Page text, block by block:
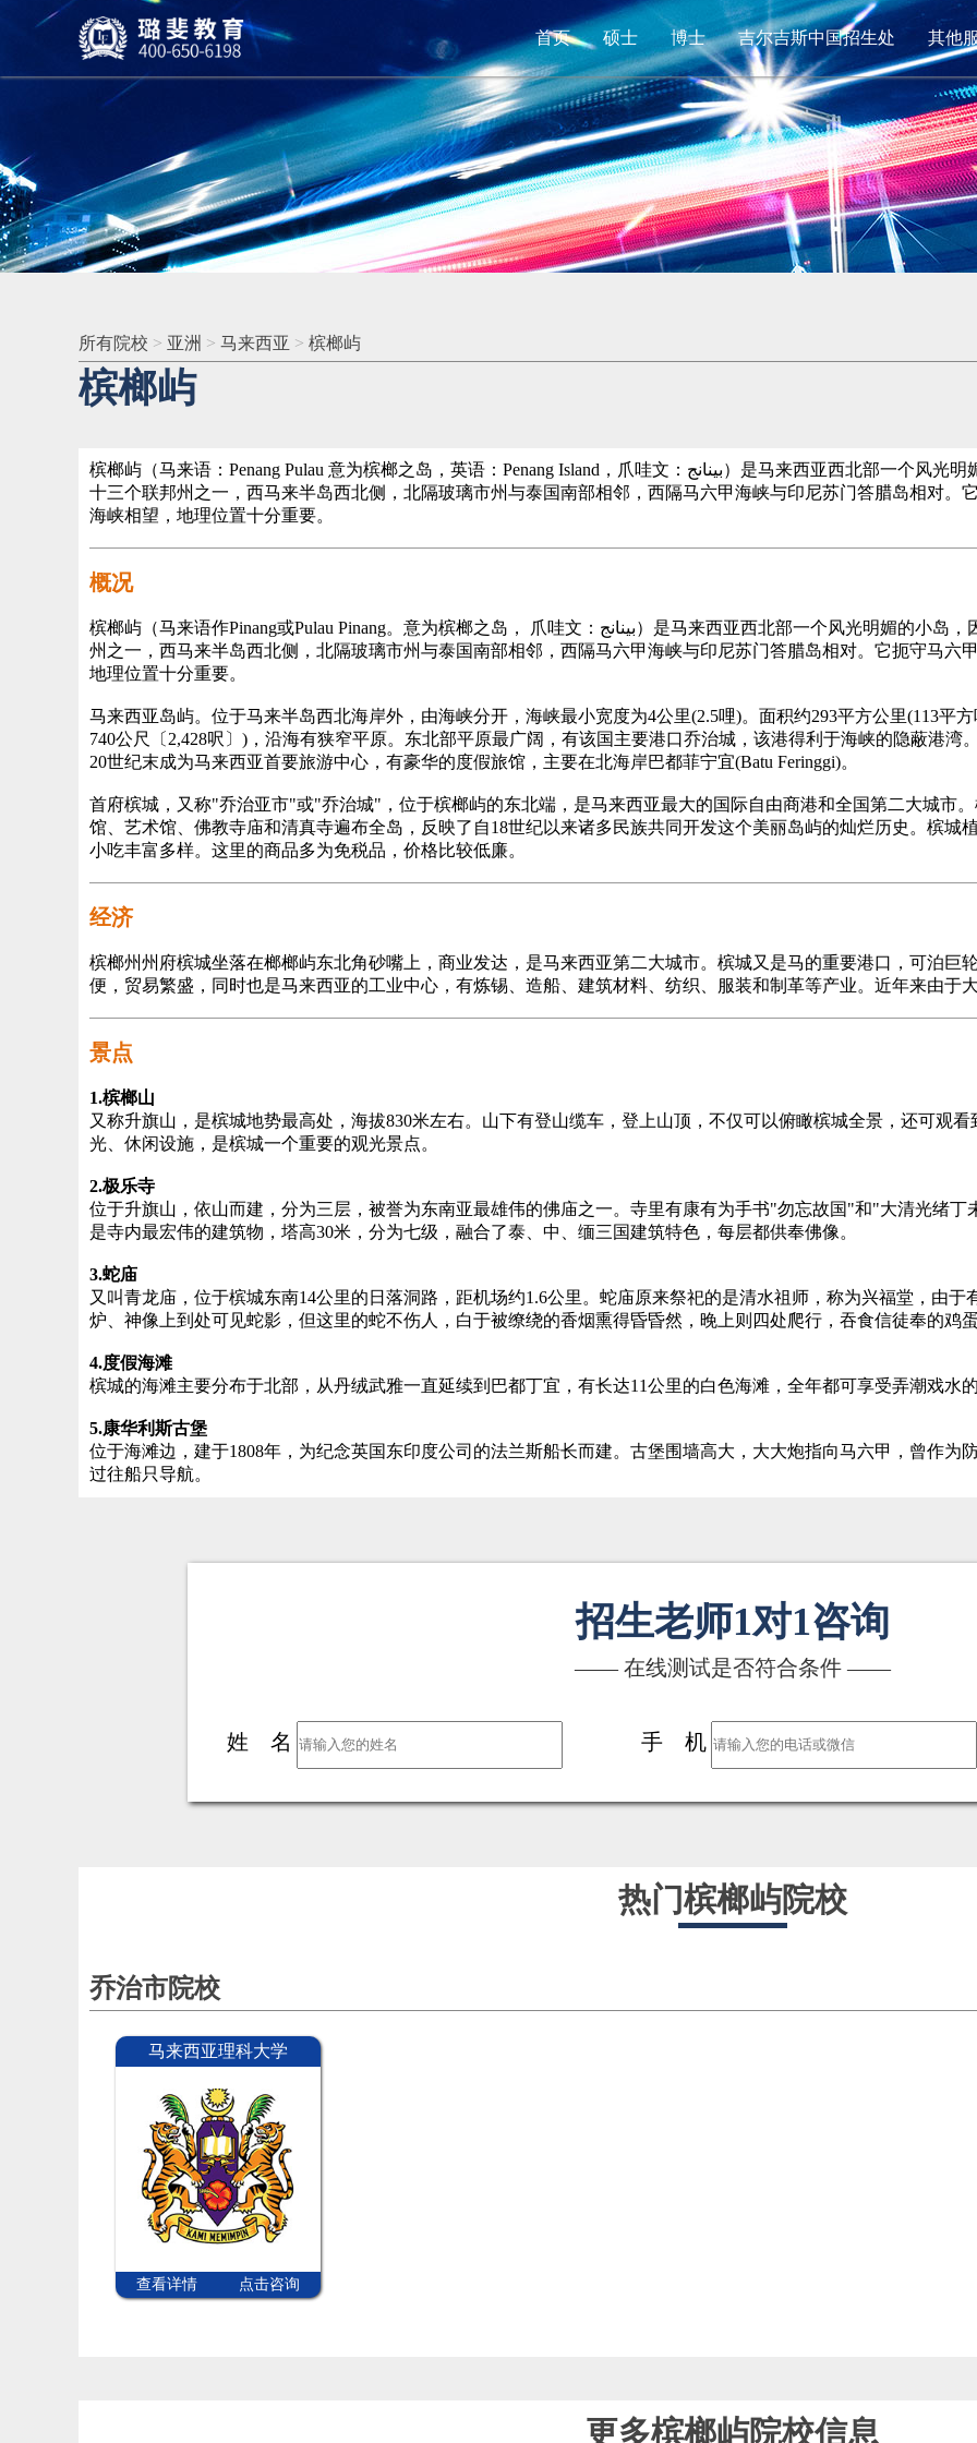
首页 硕士 博士 吉尔吉斯中国招生处 其他
所有院校 > 亚洲 > 马来西亚 > 槟榔屿
槟榔屿
槟榔屿（马来语：Penang Pulau 意为槟榔之岛，英语：Penang Island，爪哇文： بينانج）是马来西亚西北部一个风光明
十三个联邦州之一，西马来半岛西北侧，北隔玻璃市州与泰国南部相邻，西隔马六甲海峡与印尼苏门答腊岛相对。
海峡相望，地理位置十分重要。
概况
槟榔屿（马来语作Pinang或Pulau Pinang。意为槟榔之岛， 爪哇文： بينانج）是马来西亚西北部一个风光明媚的小岛
州之一，西马来半岛西北侧，北隔玻璃市州与泰国南部相邻，西隔马六甲海峡与印尼苏门答腊岛相对。它扼守马六
地理位置十分重要。
马来西亚岛屿。位于马来半岛西北海岸外，由海峡分开，海峡最小宽度为4公里(2.5哩)。面积约293平方公里(113平
740公尺〔2,428呎〕)，沿海有狭窄平原。东北部平原最广阔，有该国主要港口乔治城，该港得利于海峡的隐蔽港
20世纪末成为马来西亚首要旅游中心，有豪华的度假旅馆，主要在北海岸巴都菲宁宜(Batu Feringgi)。
首府槟城，又称"乔治亚市"或"乔治城"，位于槟榔屿的东北端，是马来西亚最大的国际自由商港和全国第二大城市
馆、艺术馆、佛教寺庙和清真寺遍布全岛，反映了自18世纪以来诸多民族共同开发这个美丽岛屿的灿烂历史。槟城
小吃丰富多样。这里的商品多为免税品，价格比较低廉。
经济
槟榔州州府槟城坐落在榔榔屿东北角砂嘴上，商业发达，是马来西亚第二大城市。槟城又是马的重要港口，可泊巨
便，贸易繁盛，同时也是马来西亚的工业中心，有炼锡、造船、建筑材料、纺织、服装和制革等产业。近年来由于
景点
1.槟榔山
又称升旗山，是槟城地势最高处，海拔830米左右。山下有登山缆车，登上山顶，不仅可以俯瞰槟城全景，还可观
光、休闲设施，是槟城一个重要的观光景点。
2.极乐寺
位于升旗山，依山而建，分为三层，被誉为东南亚最雄伟的佛庙之一。寺里有康有为手书"勿忘故国"和"大清光绪
是寺内最宏伟的建筑物，塔高30米，分为七级，融合了泰、中、缅三国建筑特色，每层都供奉佛像。
3.蛇庙
又叫青龙庙，位于槟城东南14公里的日落洞路，距机场约1.6公里。蛇庙原来祭祀的是清水祖师，称为兴福堂，由
炉、神像上到处可见蛇影，但这里的蛇不伤人，白于被缭绕的香烟熏得昏昏然，晚上则四处爬行，吞食信徒奉的鸡
4.度假海滩
槟城的海滩主要分布于北部，从丹绒武雅一直延续到巴都丁宜，有长达11公里的白色海滩，全年都可享受弄潮戏水
5.康华利斯古堡
位于海滩边，建于1808年，为纪念英国东印度公司的法兰斯船长而建。古堡围墙高大，大大炮指向马六甲，曾作为
过往船只导航。
招生老师1对1咨询
—— 在线测试是否符合条件 ——
姓 名 手 机
热门槟榔屿院校
乔治市院校
马来西亚理科大学
查看详情 点击咨询
更多槟榔屿院校信息